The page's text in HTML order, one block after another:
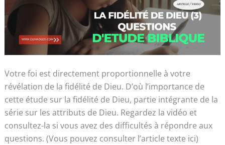
Votre foi est directement proportionnelle à votre
révélation de la fidélité de Dieu. D’où l’importance de
cette étude sur la fidélité de Dieu, partie intégrante de la
série sur les attributs de Dieu. Regardez la vidéo et
consultez-la si vous avez des difficultés à répondre aux
questions. (Vous pouvez consulter l’article texte ici)